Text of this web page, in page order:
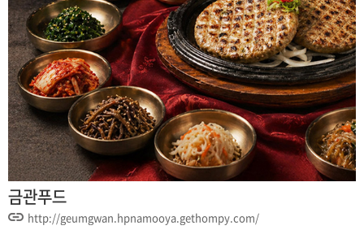
금관푸드
http://geumgwan.hpnamooya.gethompy.com/